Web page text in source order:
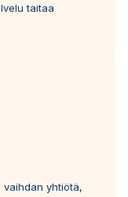
taitaa
vaihdan yhtiötä,